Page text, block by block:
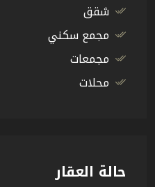
شقق
مجمع سكني
مجمعات
محلات
حالة العقار